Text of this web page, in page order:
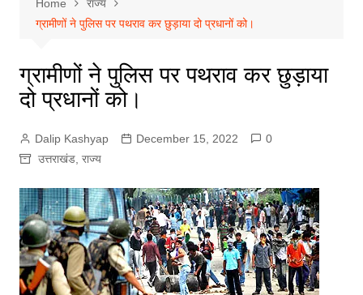
Home
राज्य
ग्रामीणों ने पुलिस पर पथराव कर छुड़ाया दो प्रधानों को।
ग्रामीणों ने पुलिस पर पथराव कर छुड़ाया
दो प्रधानों को।
Dalip Kashyap December 15, 2022
0
उत्तराखंड, राज्य